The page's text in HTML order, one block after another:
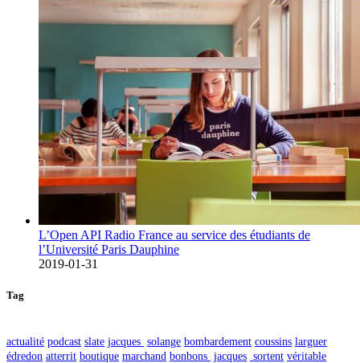
L’Open API Radio France au service des étudiants de
l’Université Paris Dauphine
2019-01-31
Tag
actualité podcast slate jacques solange bombardement coussins larguer
édredon atterrit boutique marchand bonbons jacques sortent véritable